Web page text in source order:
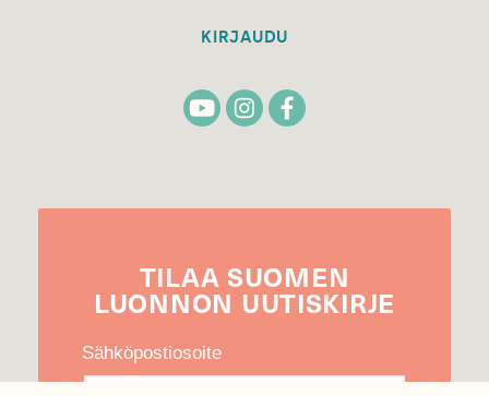
KIRJAUDU
TILAA SUOMEN
LUONNON UUTIS­KIRJE
Sähköpostiosoite